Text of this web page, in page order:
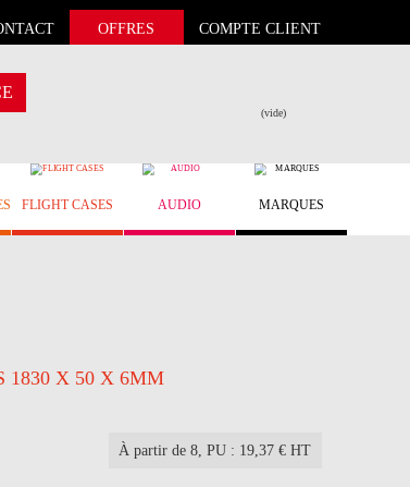
OFFRES COMPTE CLIENT
(vide)
FLIGHT CASES AUDIO MARQUES
1830 X 50 X 6MM
À partir de 8, PU : 19,37 € HT